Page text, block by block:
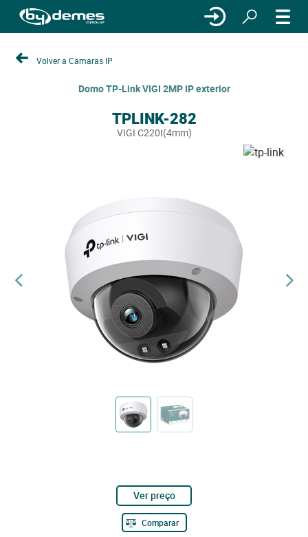
Volver a Camaras IP
Domo TP-Link VIGI 2MP IP exterior
TPLINK-282
VIGI C220I(4mm)
Ver preço
Comparar